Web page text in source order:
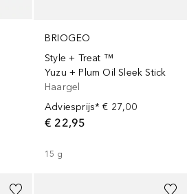
BRIOGEO
Style + Treat ™
Yuzu + Plum Oil Sleek Stick
Haargel
Adviesprijs* € 27,00
€ 22,95
15 g